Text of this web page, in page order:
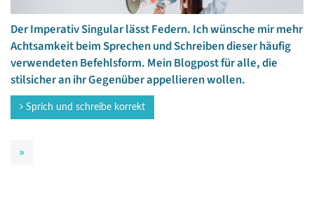
Der Imperativ Singular lässt Federn. Ich wünsche mir mehr
Achtsamkeit beim Sprechen und Schreiben dieser häufig
verwendeten Befehlsform. Mein Blogpost für alle, die
stilsicher an ihr Gegenüber appellieren wollen.
Sprich und schreibe korrekt
»